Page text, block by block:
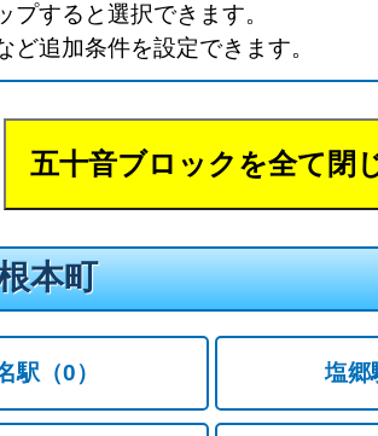
プすると選択できます。
ど追加条件を設定できます。
本町
駅 （0） 塩郷